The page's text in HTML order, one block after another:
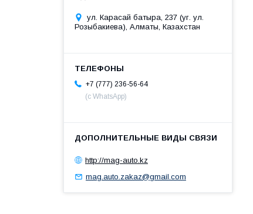
ул. Карасай батыра, 237 (уг. ул.
Розыбакиева), Алматы, Казахстан
+7 (777) 236-56-64
(с WhatsApp)
http://mag-auto.kz
mag.auto.zakaz@gmail.com